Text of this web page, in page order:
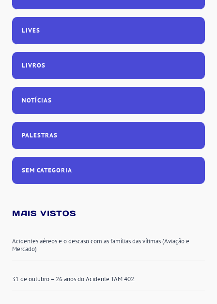
LIVES
LIVROS
NOTÍCIAS
PALESTRAS
SEM CATEGORIA
MAIS VISTOS
Acidentes aéreos e o descaso com as famílias das vítimas (Aviação e
Mercado)
31 de outubro – 26 anos do Acidente TAM 402.